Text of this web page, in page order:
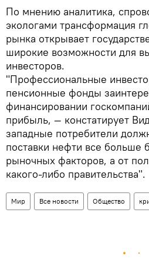
По мнению аналитика,
экологами трансформация
рынка открывает
широкие возможности для
инвесторов.
"Профессиональные
пенсионные фонды
финансировании
прибыль, — констатирует
западные потребители
поставки нефти все больше
рыночных факторов, а от
какого-либо правительства".
Мир Все новости Общество